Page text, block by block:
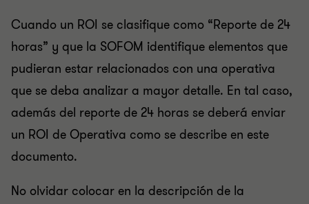
Cuando un ROI se clasifique como “Reporte de 24
horas” y que la SOFOM identifique elementos que
pudieran estar relacionados con una operativa
que se deba analizar a mayor detalle. En tal caso,
además del reporte de 24 horas se deberá enviar
un ROI de Operativa como se describe en este
documento.
No olvidar colocar en la descripción de la